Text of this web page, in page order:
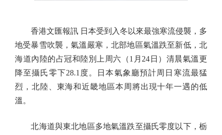
香港文匯報訊 日本受到入冬以來最強寒流侵襲，多
地受暴雪吹襲，氣溫嚴寒，北部地區氣溫跌至新低，北
海道內陸的占冠和陸別上周六（1月24日）清晨氣溫更
降至攝氏零下28.1度。日本氣象廳預計周日寒流最猛
烈，北陸、東海和近畿地區本周將出現十年一遇的低
溫。
北海道與東北地區多地氣溫跌至攝氏零度以下，栃